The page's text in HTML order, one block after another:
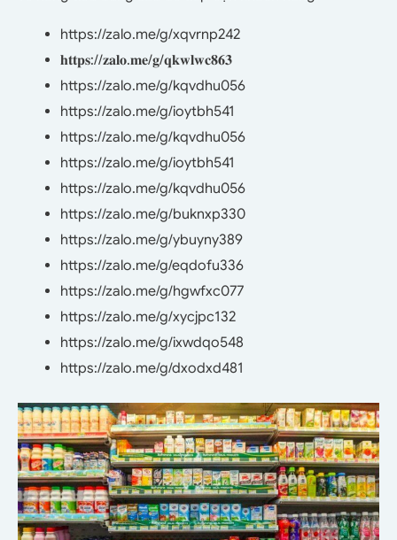
https://zalo.me/g/xqvrnp242
𝐡𝐭𝐭𝐩𝐬://𝐳𝐚𝐥𝐨.𝐦𝐞/𝐠/𝐪𝐤𝐰𝐥𝐰𝐜𝟖𝟔𝟑
https://zalo.me/g/kqvdhu056
https://zalo.me/g/ioytbh541
https://zalo.me/g/kqvdhu056
https://zalo.me/g/ioytbh541
https://zalo.me/g/kqvdhu056
https://zalo.me/g/buknxp330
https://zalo.me/g/ybuyny389
https://zalo.me/g/eqdofu336
https://zalo.me/g/hgwfxc077
https://zalo.me/g/xycjpc132
https://zalo.me/g/ixwdqo548
https://zalo.me/g/dxodxd481